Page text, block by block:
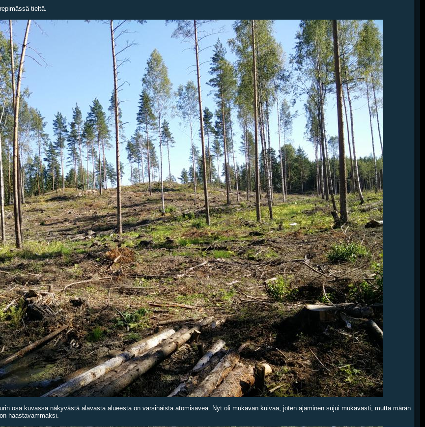
tieltä.
osa kuvassa näkyvästä alavasta alueesta on varsinaista atomisavea. Nyt oli mukavan kuivaa, joten ajaminen sujui mukavasti, mutta märän
haastavammaksi.